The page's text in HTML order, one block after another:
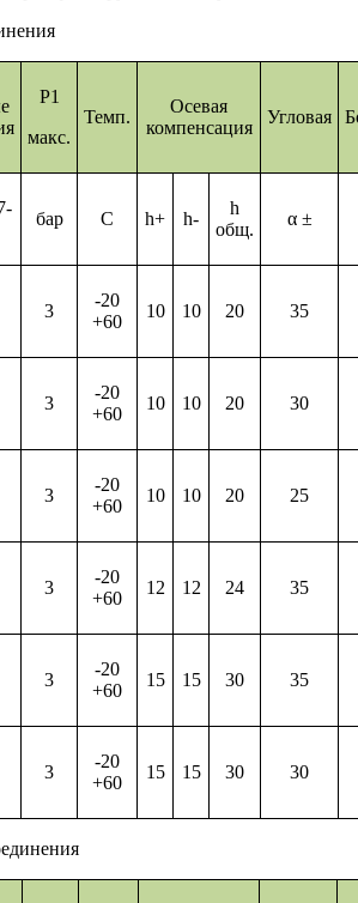
P1
макс.
Темп.
Осевая
компенсация
Угловая
бар С h+ h-
h
общ.
α ±
3
-20
+60
10 10 20 35
3
-20
+60
10 10 20 30
3
-20
+60
10 10 20 25
3
-20
+60
12 12 24 35
3
-20
+60
15 15 30 35
3
-20
+60
15 15 30 30